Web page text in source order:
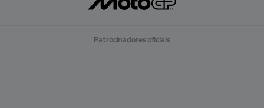
Patrocinadores oficiais